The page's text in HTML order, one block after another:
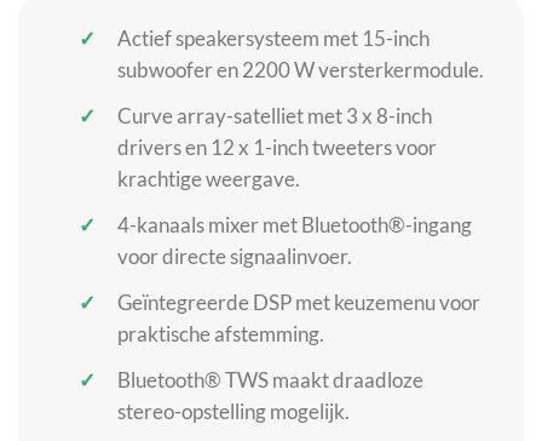
Actief speakersysteem met 15-inch
subwoofer en 2200 W versterkermodule.
Curve array-satelliet met 3 x 8-inch
drivers en 12 x 1-inch tweeters voor
krachtige weergave.
4-kanaals mixer met Bluetooth®-ingang
voor directe signaalinvoer.
Geïntegreerde DSP met keuzemenu voor
praktische afstemming.
Bluetooth® TWS maakt draadloze
stereo-opstelling mogelijk.